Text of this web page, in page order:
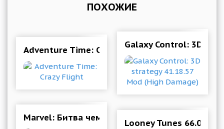
ПОХОЖИЕ
Adventure Time: Crazy FlightGalaxy Control: 3D
Marvel: Битва чемпионов 58.0.0 Мод Меню
Looney Tunes 66.0.0